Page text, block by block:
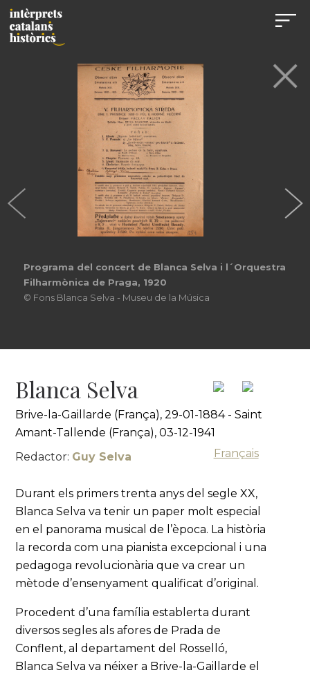
Programa del concert de Blanca Selva i l´Orquestra
Filharmònica de Praga, 1920
© Fons Blanca Selva - Museu de la Música
Blanca Selva
Brive-la-Gaillarde (França), 29-01-1884 - Saint
Amant-Tallende (França), 03-12-1941
Redactor: Guy Selva Français
Durant els primers trenta anys del segle XX,
Blanca Selva va tenir un paper molt especial
en el panorama musical de l’època. La història
la recorda com una pianista excepcional i una
pedagoga revolucionària que va crear un
mètode d’ensenyament qualificat d’original.
Procedent d’una família establerta durant
diversos segles als afores de Prada de
Conflent, al departament del Rosselló,
Blanca Selva va néixer a Brive-la-Gaillarde el